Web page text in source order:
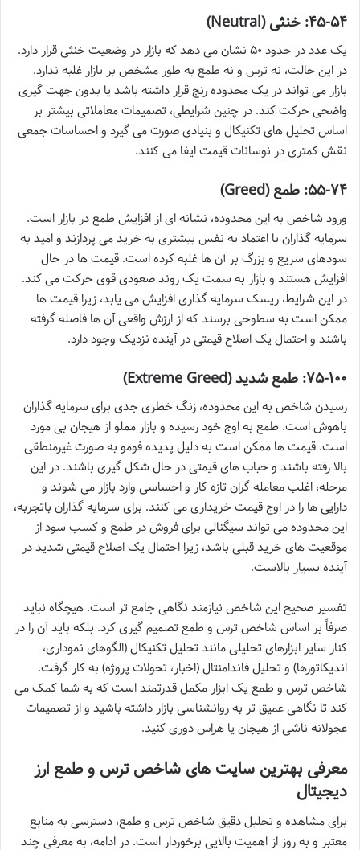
۴۵-۵۴: خنثی (Neutral)
یک عدد در حدود ۵۰ نشان می دهد که بازار در وضعیت خنثی قرار دارد.
در این حالت، نه ترس و نه طمع به طور مشخص بر بازار غلبه ندارد.
بازار می تواند در یک محدوده رنج قرار داشته باشد یا بدون جهت گیری
واضحی حرکت کند. در چنین شرایطی، تصمیمات معاملاتی بیشتر بر
اساس تحلیل های تکنیکال و بنیادی صورت می گیرد و احساسات جمعی
نقش کمتری در نوسانات قیمت ایفا می کنند.
۵۵-۷۴: طمع (Greed)
ورود شاخص به این محدوده، نشانه ای از افزایش طمع در بازار است.
سرمایه گذاران با اعتماد به نفس بیشتری به خرید می پردازند و امید به
سودهای سریع و بزرگ بر آن ها غلبه کرده است. قیمت ها در حال
افزایش هستند و بازار به سمت یک روند صعودی قوی حرکت می کند.
در این شرایط، ریسک سرمایه گذاری افزایش می یابد، زیرا قیمت ها
ممکن است به سطوحی برسند که از ارزش واقعی آن ها فاصله گرفته
باشند و احتمال یک اصلاح قیمتی در آینده نزدیک وجود دارد.
۷۵-۱۰۰: طمع شدید (Extreme Greed)
رسیدن شاخص به این محدوده، زنگ خطری جدی برای سرمایه گذاران
باهوش است. طمع به اوج خود رسیده و بازار مملو از هیجان بی مورد
است. قیمت ها ممکن است به دلیل پدیده فومو به صورت غیرمنطقی
بالا رفته باشند و حباب های قیمتی در حال شکل گیری باشند. در این
مرحله، اغلب معامله گران تازه کار و احساسی وارد بازار می شوند و
دارایی ها را در اوج قیمت خریداری می کنند. برای سرمایه گذاران باتجربه،
این محدوده می تواند سیگنالی برای فروش در طمع و کسب سود از
موقعیت های خرید قبلی باشد، زیرا احتمال یک اصلاح قیمتی شدید در
آینده بسیار بالاست.
تفسیر صحیح این شاخص نیازمند نگاهی جامع تر است. هیچگاه نباید
صرفاً بر اساس شاخص ترس و طمع تصمیم گیری کرد. بلکه باید آن را در
کنار سایر ابزارهای تحلیلی مانند تحلیل تکنیکال (الگوهای نموداری،
اندیکاتورها) و تحلیل فاندامنتال (اخبار، تحولات پروژه) به کار گرفت.
شاخص ترس و طمع یک ابزار مکمل قدرتمند است که به شما کمک می
کند تا نگاهی عمیق تر به روانشناسی بازار داشته باشید و از تصمیمات
عجولانه ناشی از هیجان یا هراس دوری کنید.
معرفی بهترین سایت های شاخص ترس و طمع ارز
دیجیتال
برای مشاهده و تحلیل دقیق شاخص ترس و طمع، دسترسی به منابع
معتبر و به روز از اهمیت بالایی برخوردار است. در ادامه، به معرفی چند